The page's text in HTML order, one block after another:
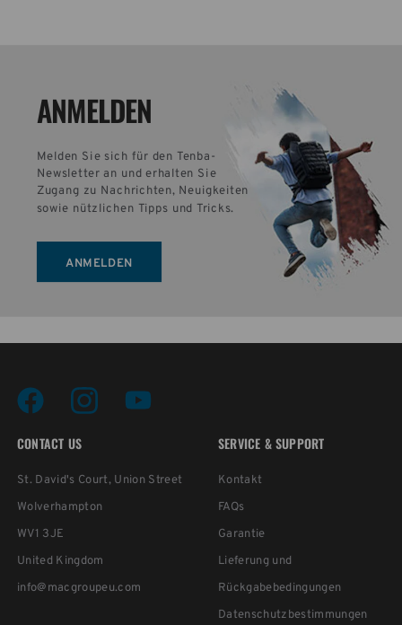
ANMELDEN
Melden Sie sich für den Tenba-
Newsletter an und erhalten Sie
Zugang zu Nachrichten, Neuigkeiten
sowie nützlichen Tipps und Tricks.
ANMELDEN
CONTACT US
St. David's Court, Union Street
Wolverhampton
WV1 3JE
United Kingdom
info@macgroupeu.com
SERVICE & SUPPORT
Kontakt
FAQs
Garantie
Lieferung und
Rückgabebedingungen
Datenschutzbestimmungen